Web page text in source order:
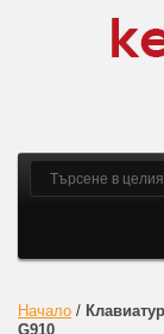
Начало /
G910